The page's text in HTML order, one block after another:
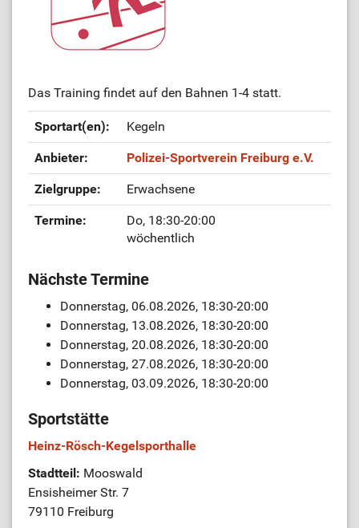
Das Training findet auf den Bahnen 1-4 statt.
Sportart(en): Kegeln
Anbieter: Polizei-Sportverein Freiburg e.V.
Zielgruppe: Erwachsene
Termine:
Do, 18:30-20:00
wöchentlich
Nächste Termine
Donnerstag, 06.08.2026, 18:30-20:00
Donnerstag, 13.08.2026, 18:30-20:00
Donnerstag, 20.08.2026, 18:30-20:00
Donnerstag, 27.08.2026, 18:30-20:00
Donnerstag, 03.09.2026, 18:30-20:00
Sportstätte
Heinz-Rösch-Kegelsporthalle
Stadtteil: Mooswald
Ensisheimer Str. 7
79110 Freiburg